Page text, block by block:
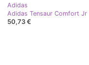
Adidas
Adidas Tensaur Comfort
50,73 €